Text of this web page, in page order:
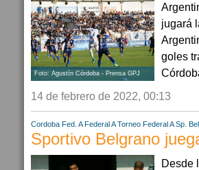
Foto: Agustín Córdoba - Prensa GPJ
jugará
goles
14 de febrero de 2022, 00:13
Cordoba Fed. A Federal A Torneo Federal A Sp.
Sportivo Belgrano
Desde